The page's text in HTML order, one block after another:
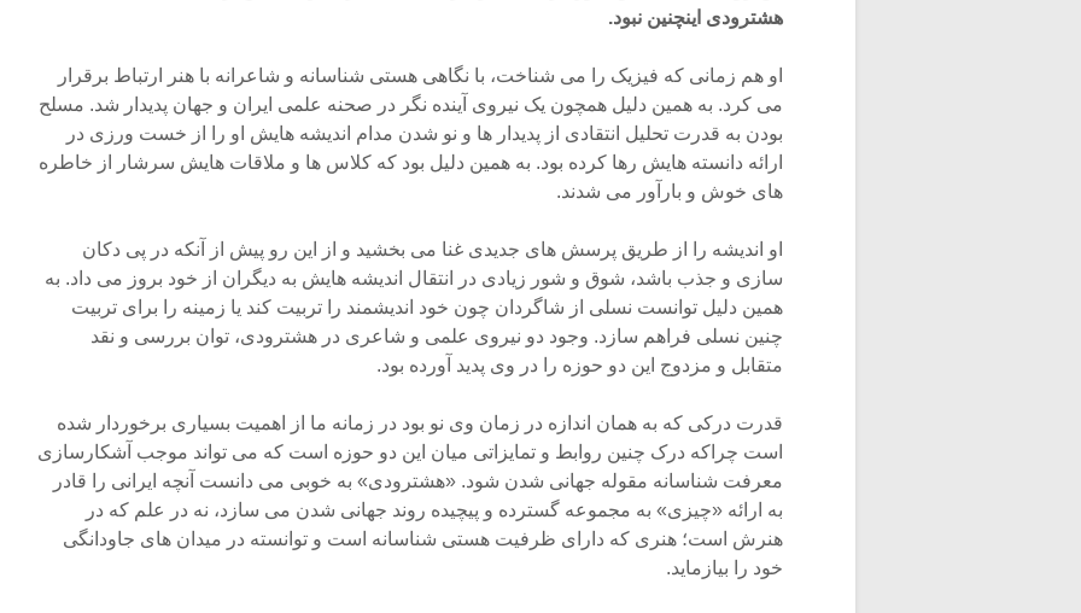
هشترودی اینچنین نبود.
او هم زمانی که فیزیک را می شناخت، با نگاهی هستی شناسانه و شاعرانه با هنر ارتباط برقرار
می کرد. به همین دلیل همچون یک نیروی آینده نگر در صحنه علمی ایران و جهان پدیدار شد. مسلح
بودن به قدرت تحلیل انتقادی از پدیدار ها و نو شدن مدام اندیشه هایش او را از خست ورزی در
ارائه دانسته هایش رها کرده بود. به همین دلیل بود که کلاس ها و ملاقات هایش سرشار از خاطره
های خوش و بارآور می شدند.
او اندیشه را از طریق پرسش های جدیدی غنا می بخشید و از این رو پیش از آنکه در پی دکان
سازی و جذب باشد، شوق و شور زیادی در انتقال اندیشه هایش به دیگران از خود بروز می داد. به
همین دلیل توانست نسلی از شاگردان چون خود اندیشمند را تربیت کند یا زمینه را برای تربیت
چنین نسلی فراهم سازد. وجود دو نیروی علمی و شاعری در هشترودی، توان بررسی و نقد
متقابل و مزدوج این دو حوزه را در وی پدید آورده بود.
قدرت درکی که به همان اندازه در زمان وی نو بود در زمانه ما از اهمیت بسیاری برخوردار شده
است چراکه درک چنین روابط و تمایزاتی میان این دو حوزه است که می تواند موجب آشکارسازی
معرفت شناسانه مقوله جهانی شدن شود. «هشترودی» به خوبی می دانست آنچه ایرانی را قادر
به ارائه «چیزی» به مجموعه گسترده و پیچیده روند جهانی شدن می سازد، نه در علم که در
هنرش است؛ هنری که دارای ظرفیت هستی شناسانه است و توانسته در میدان های جاودانگی
خود را بیازماید.